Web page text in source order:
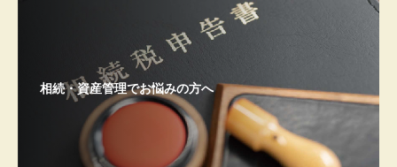
相続・資産管理でお悩みの方へ